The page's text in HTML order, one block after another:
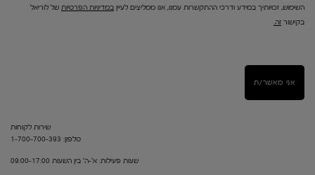
השימוש, זכויותיך במידע ודרכי ההתקשרות עמנו, אנו ממליצים לעיין במדיניות הפרטיות של לוריאל
בקישור זה.
אני מאשר/ת
שירות לקוחות
טלפון: 1-700-700-393
שעות פעילות: א'-ה' בין השעות 09:00-17:00